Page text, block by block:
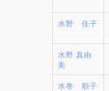
水野 佳子
水野 真由
美
水巻 順子